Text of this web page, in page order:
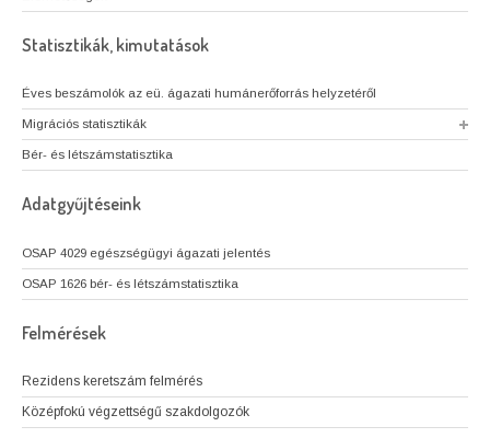
Statisztikák, kimutatások
Éves beszámolók az eü. ágazati humánerőforrás helyzetéről
Migrációs statisztikák
Bér- és létszámstatisztika
Adatgyűjtéseink
OSAP 4029 egészségügyi ágazati jelentés
OSAP 1626 bér- és létszámstatisztika
Felmérések
Rezidens keretszám felmérés
Középfokú végzettségű szakdolgozók